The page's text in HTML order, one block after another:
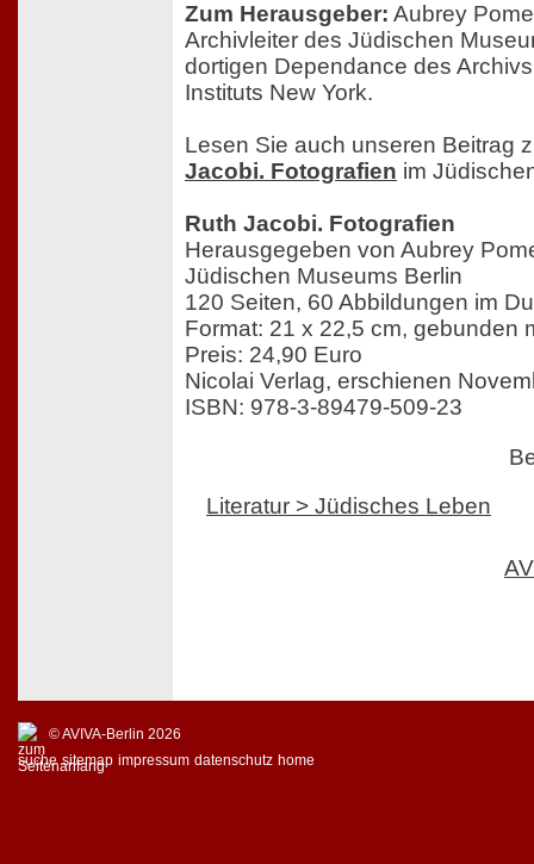
Zum Herausgeber: Aubrey
Archivleiter des Jüdischen
dortigen Dependance des
Instituts New York.
Lesen Sie auch unseren Beitrag
Jacobi. Fotografien im
Ruth Jacobi. Fotografien
Herausgegeben von Aubrey
Jüdischen Museums Berlin
120 Seiten, 60 Abbildungen im
Format: 21 x 22,5 cm, gebunden
Preis: 24,90 Euro
Nicolai Verlag, erschienen
ISBN: 978-3-89479-509-23
Literatur > Jüdisches Leben
© AVIVA-Berlin 2026
suche sitemap impressum datenschutz home